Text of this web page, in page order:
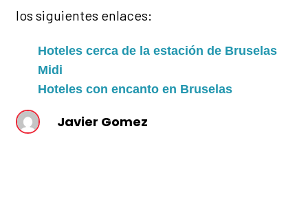
los siguientes enlaces:
Hoteles cerca de la estación de Bruselas
Midi
Hoteles con encanto en Bruselas
Javier Gomez